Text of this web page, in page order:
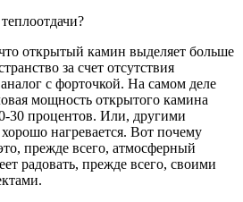
открытый камин выделяет больше
за счет отсутствия
с форточкой. На самом деле
мощность открытого камина
30 процентов. Или, другими
нагревается. Вот почему
прежде всего, атмосферный
радовать, прежде всего, своими